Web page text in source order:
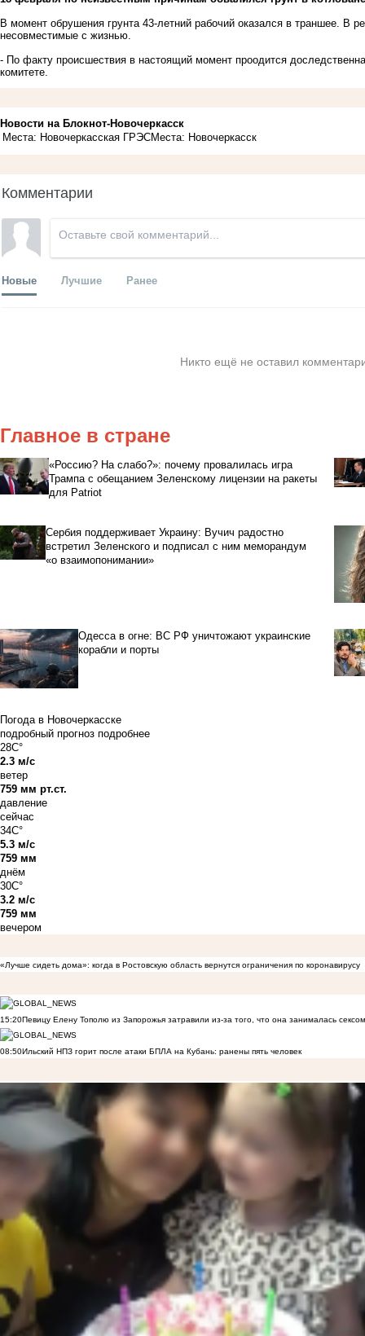
В момент обрушения грунта 43-летний рабочий оказался в траншее. В
несовместимые с жизнью.
- По факту происшествия в настоящий момент проодится
комитете.
Новости на Блoкнoт-Новочеркасск
Места: Новочеркасская ГРЭСМеста: Новочеркасск
Комментарии
Новые Лучшие Ранее
Никто ещё не оставил
Главное в стране
«Россию? На слабо?»: почему провалилась игра
Трампа с обещанием Зеленскому лицензии на ракеты
для Patriot
Сербия поддерживает Украину: Вучич радостно
встретил Зеленского и подписал с ним меморандум
«о взаимопонимании»
Одесса в огне: ВС РФ уничтожают украинские
корабли и порты
Погода в Новочеркасске
подробный прогноз подробнее
28C°
2.3 м/с
ветер
759 мм рт.ст.
давление
сейчас
34C°
5.3 м/с
759 мм
днём
30C°
3.2 м/с
759 мм
вечером
«Лучше сидеть дома»: когда в Ростовскую область вернутся ограничения по коронавирусу
15:20Певицу Елену Тополю из Запорожья затравили из-за того, что она занималась
08:50Ильский НПЗ горит после атаки БПЛА на Кубань: ранены пять человек